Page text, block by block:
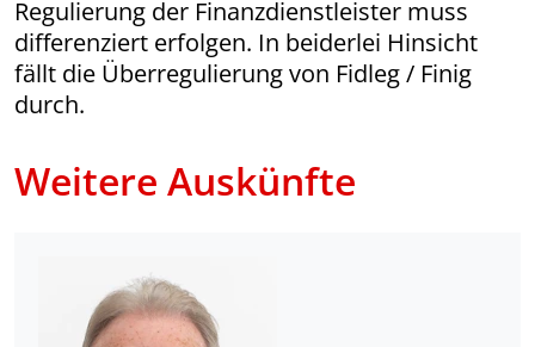
Regulierung der Finanzdienstleister muss
differenziert erfolgen. In beiderlei Hinsicht
fällt die Überregulierung von Fidleg / Finig
durch.
Weitere Auskünfte